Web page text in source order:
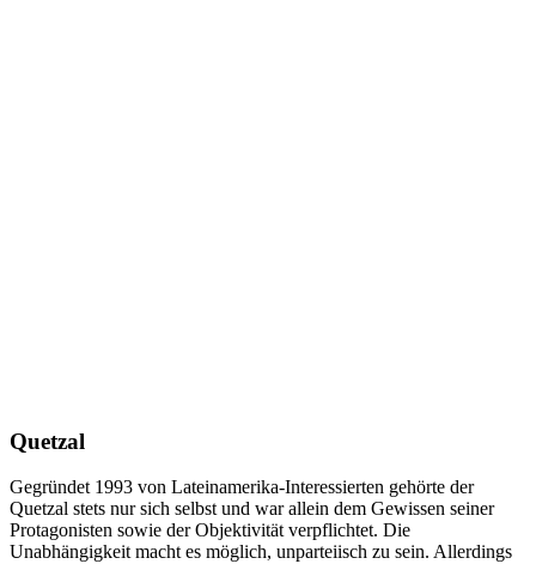
Quetzal
Gegründet 1993 von Lateinamerika-Interessierten gehörte der
Quetzal stets nur sich selbst und war allein dem Gewissen seiner
Protagonisten sowie der Objektivität verpflichtet. Die
Unabhängigkeit macht es möglich, unparteiisch zu sein. Allerdings